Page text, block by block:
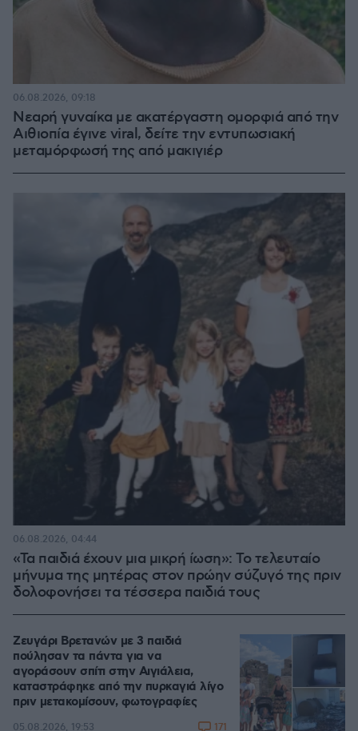
Νεαρή γυναίκα με ακατέργαστη ομορφιά από την
Αιθιοπία έγινε viral, δείτε την εντυπωσιακή
μεταμόρφωσή της από μακιγιέρ
06.08.2026, 09:18
«Τα παιδιά έχουν μια μικρή ίωση»: Το τελευταίο
μήνυμα της μητέρας στον πρώην σύζυγό της πριν
δολοφονήσει τα τέσσερα παιδιά τους
06.08.2026, 04:44
Ζευγάρι Βρετανών με 3 παιδιά
πούλησαν τα πάντα για να
αγοράσουν σπίτι στην Αιγιάλεια,
καταστράφηκε από την πυρκαγιά λίγο
πριν μετακομίσουν, φωτογραφίες
05.08.2026, 19:53 171